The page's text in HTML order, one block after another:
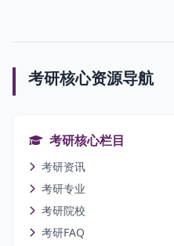
考研核心资源导航
考研核心栏目
考研资讯
考研专业
考研院校
考研FAQ